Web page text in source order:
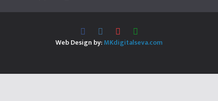
Web Design by:MKdigitalseva.com